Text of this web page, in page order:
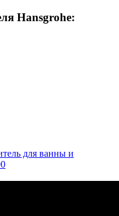
Hansgrohe:
для ванны и